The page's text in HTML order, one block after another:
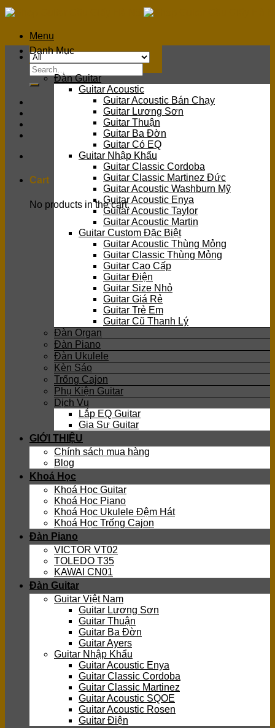
Skip
to
contentMenu
Search
for:
Cart
No products in the cart.
Danh Mục
Đàn Guitar
Guitar Acoustic
Guitar Acoustic Bán Chạy
Guitar Lương Sơn
Guitar Thuận
Guitar Ba Đờn
Guitar Có EQ
Guitar Nhập Khẩu
Guitar Classic Cordoba
Guitar Classic Martinez Đức
Guitar Acoustic Washburn Mỹ
Guitar Acoustic Enya
Guitar Acoustic Taylor
Guitar Acoustic Martin
Guitar Custom Đặc Biệt
Guitar Acoustic Thùng Mỏng
Guitar Classic Thùng Mỏng
Guitar Cao Cấp
Guitar Điện
Guitar Size Nhỏ
Guitar Giá Rẻ
Guitar Trẻ Em
Guitar Cũ Thanh Lý
Đàn Organ
Đàn Piano
Đàn Ukulele
Kèn Sáo
Trống Cajon
Phụ Kiện Guitar
Dịch Vụ
Lắp EQ Guitar
Gia Sư Guitar
GIỚI THIỆU
Chính sách mua hàng
Blog
Khoá Học
Khoá Học Guitar
Khoá Học Piano
Khoá Học Ukulele Đệm Hát
Khoá Học Trống Cajon
Đàn Piano
VICTOR VT02
TOLEDO T35
KAWAI CN01
Đàn Guitar
Guitar Việt Nam
Guitar Lương Sơn
Guitar Thuận
Guitar Ba Đờn
Guitar Ayers
Guitar Nhập Khẩu
Guitar Acoustic Enya
Guitar Classic Cordoba
Guitar Classic Martinez
Guitar Acoustic SQOE
Guitar Acoustic Rosen
Guitar Điện